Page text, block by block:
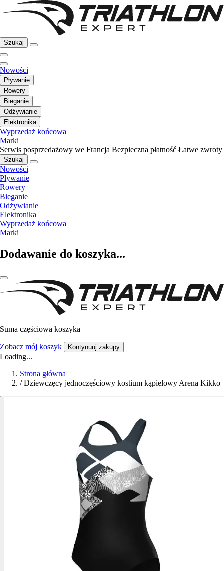
Szukaj
Nowości
Pływanie
Rowery
Bieganie
Odżywianie
Elektronika
Wyprzedaż końcowa
Marki
Serwis posprzedażowy we Francja Bezpieczna płatność Łatwe zwroty
Szukaj
Nowości
Pływanie
Rowery
Bieganie
Odżywianie
Elektronika
Wyprzedaż końcowa
Marki
Dodawanie do koszyka...
Suma częściowa koszyka
Zobacz mój koszyk Kontynuuj zakupy
Loading...
Strona główna
/ Dziewczęcy jednoczęściowy kostium kąpielowy Arena Kikko